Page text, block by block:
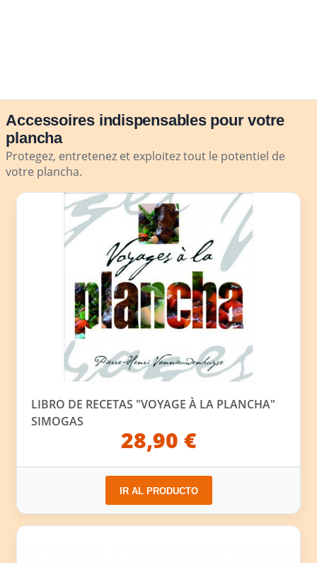
Accessoires indispensables pour votre
plancha
Protegez, entretenez et exploitez tout le potentiel de
votre plancha.
LIBRO DE RECETAS "VOYAGE À LA PLANCHA"
SIMOGAS
28,90 €
IR AL PRODUCTO